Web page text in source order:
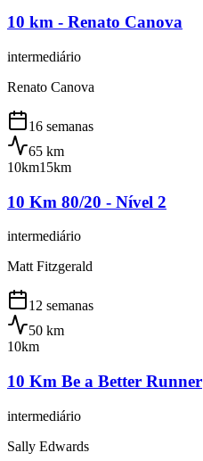
10 km - Renato Canova
intermediário
Renato Canova
16 semanas
65 km
10km15km
10 Km 80/20 - Nível 2
intermediário
Matt Fitzgerald
12 semanas
50 km
10km
10 Km Be a Better Runner
intermediário
Sally Edwards